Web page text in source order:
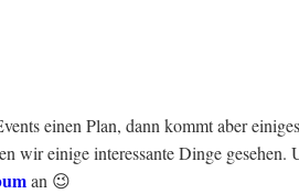
einen Plan, dann kommt aber
wir einige interessante Dinge
an 😉